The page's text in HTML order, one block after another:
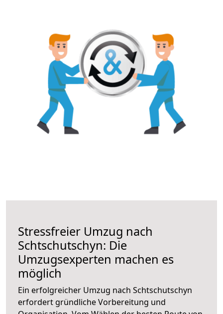
Stressfreier Umzug nach
Schtschutschyn: Die
Umzugsexperten machen es
möglich
Ein erfolgreicher Umzug nach Schtschutschyn
erfordert gründliche Vorbereitung und